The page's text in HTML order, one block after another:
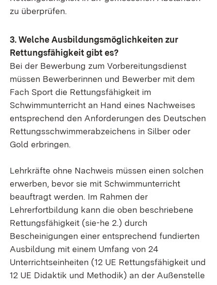
zu überprüfen.
3. Welche Ausbildungsmöglichkeiten zur
Rettungsfähigkeit gibt es?
Bei der Bewerbung zum Vorbereitungsdienst
müssen Bewerberinnen und Bewerber mit dem
Fach Sport die Rettungsfähigkeit im
Schwimmunterricht an Hand eines Nachweises
entsprechend den Anforderungen des Deutschen
Rettungsschwimmerabzeichens in Silber oder
Gold erbringen.
Lehrkräfte ohne Nachweis müssen einen solchen
erwerben, bevor sie mit Schwimmunterricht
beauftragt werden. Im Rahmen der
Lehrerfortbildung kann die oben beschriebene
Rettungsfähigkeit (sie-he 2.) durch
Bescheinigungen einer entsprechend fundierten
Ausbildung mit einem Umfang von 24
Unterrichtseinheiten (12 UE Rettungsfähigkeit und
12 UE Didaktik und Methodik) an der Außenstelle